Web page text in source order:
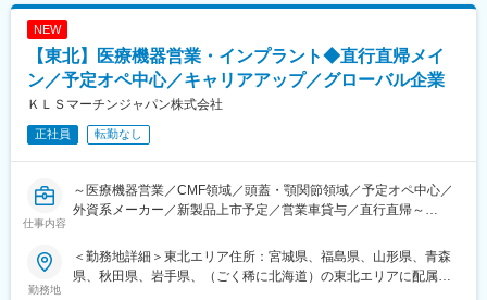
■当社の特徴
デンツプライシロナは消耗品から装置、テクノロジー、専門製品
まで幅広い製品ブランドを保有しています。
の様々な課題に対するソリューションや提案が可能です。
会社・部門方針に基づいた担当エリアの営業計画策定
売上目標（売上金額、数量等）の達成
歯科医師、歯科技工士などを対象とする製品説明会、勉強会の開
催
３．市場・顧客情報の収集と共有
担当地域の市場動向、病院・クリニックの情報、顧客ニーズの収
集
医院・医師情報の管理・更新
クレーム発生時の一次対応および関係部門への共有
直行直帰を基本とした営業スタイル
上司への報告・相談を行いながら、裁量をもって活動
NEW
【東北】医療機器営業・インプラント◆直行直帰メイ
ン／予定オペ中心／キャリアアップ／グローバル企業
ＫＬＳマーチンジャパン株式会社
正社員 転勤なし
仕事内容
～医療機器営業／CMF領域／頭蓋・顎関節領域／予定オペ中心／
外資系メーカー／新製品上市予定／営業車貸与／直行直帰～
南ドイツに本社を持つ医療機器メーカーの日本法人です。同企業
は日本での設立から30年を迎え、現在ビジネスモデルの変換期に
あります。
勤務地
＜勤務地詳細＞東北エリア住所：宮城県、福島県、山形県、青森
県、秋田県、岩手県、（ごく稀に北海道）の東北エリアに配属に